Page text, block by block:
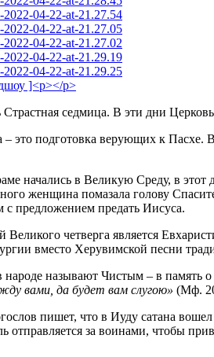
]<p></p>
Страстная седмица. В эти дни
– это подготовка верующих к
начались в Великую Среду, в
женщина помазала голову
с предложением предать Иисуса.
Великого четверга является
вместо Херувимской песни
народе называют Чистым – в
вами, да будет вам слугою» (Мф.
пишет, что в Иуду сатана
отправляется за воинами, чтобы